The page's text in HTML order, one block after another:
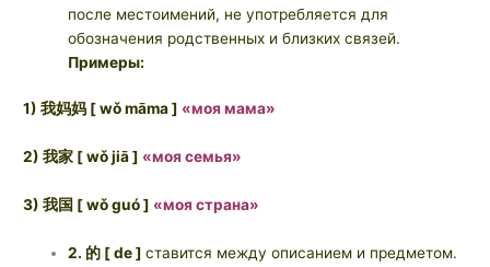
после местоимений, не употребляется для
обозначения родственных и близких связей.
Примеры:
1) 我妈妈 [ wǒ māma ] «моя мама»
2) 我家 [ wǒ jiā ] «моя семья»
3) 我国 [ wǒ guó ] «моя страна»
2. 的 [ de ]ставится между описанием и предметом.